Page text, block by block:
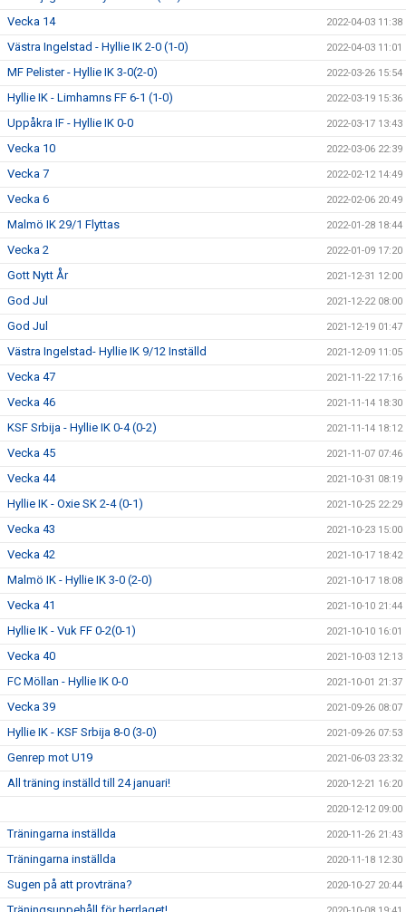
Vecka 14 2022-04-03 11:38
Västra Ingelstad - Hyllie IK 2-0 (1-0) 2022-04-03 11:01
MF Pelister - Hyllie IK 3-0(2-0) 2022-03-26 15:54
Hyllie IK - Limhamns FF 6-1 (1-0) 2022-03-19 15:36
Uppåkra IF - Hyllie IK 0-0 2022-03-17 13:43
Vecka 10 2022-03-06 22:39
Vecka 7 2022-02-12 14:49
Vecka 6 2022-02-06 20:49
Malmö IK 29/1 Flyttas 2022-01-28 18:44
Vecka 2 2022-01-09 17:20
Gott Nytt År 2021-12-31 12:00
God Jul 2021-12-22 08:00
God Jul 2021-12-19 01:47
Västra Ingelstad- Hyllie IK 9/12 Inställd 2021-12-09 11:05
Vecka 47 2021-11-22 17:16
Vecka 46 2021-11-14 18:30
KSF Srbija - Hyllie IK 0-4 (0-2) 2021-11-14 18:12
Vecka 45 2021-11-07 07:46
Vecka 44 2021-10-31 08:19
Hyllie IK - Oxie SK 2-4 (0-1) 2021-10-25 22:29
Vecka 43 2021-10-23 15:00
Vecka 42 2021-10-17 18:42
Malmö IK - Hyllie IK 3-0 (2-0) 2021-10-17 18:08
Vecka 41 2021-10-10 21:44
Hyllie IK - Vuk FF 0-2(0-1) 2021-10-10 16:01
Vecka 40 2021-10-03 12:13
FC Möllan - Hyllie IK 0-0 2021-10-01 21:37
Vecka 39 2021-09-26 08:07
Hyllie IK - KSF Srbija 8-0 (3-0) 2021-09-26 07:53
Genrep mot U19 2021-06-03 23:32
All träning inställd till 24 januari! 2020-12-21 16:20
2020-12-12 09:00
Träningarna inställda 2020-11-26 21:43
Träningarna inställda 2020-11-18 12:30
Sugen på att provträna? 2020-10-27 20:44